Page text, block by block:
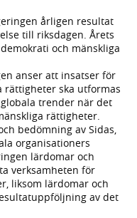
årligen resultat
till riksdagen. Årets
och mänskliga
anser att insatser för
rättigheter ska utformas
trender när det
rättigheter.
bedömning av Sidas,
organisationers
lärdomar och
verksamheten för
liksom lärdomar och
av det